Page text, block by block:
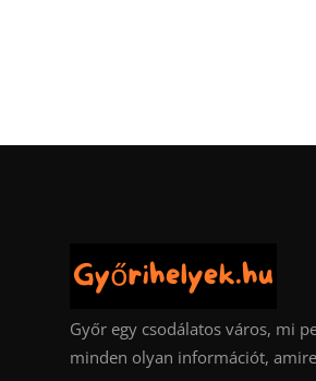
Győr egy csodálatos város, mi
minden olyan információt,